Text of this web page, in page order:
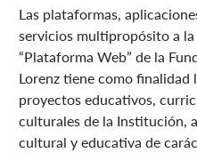
Las plataformas,
servicios multipropósito a
“Plataforma Web” de la
Lorenz tiene como
proyectos educativos,
culturales de la Institución,
cultural y educativa de